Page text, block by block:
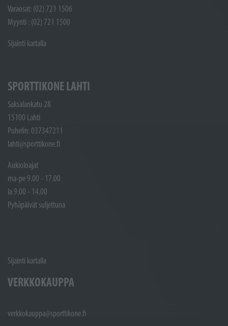
Varaosat: (02) 721 1506
Myynti : (02) 721 1500
Sijainti kartalla
SPORTTIKONE LAHTI
Saksalankatu 28
15100 Lahti
Puhelin: 037347211
lahti@sporttikone.fi
Aukioloajat
ma-pe 9.00 - 17.00
la 9.00 - 14.00
Pyhäpäivät suljettuna
Sijainti kartalla
VERKKOKAUPPA
verkkokauppa@sporttikone.fi